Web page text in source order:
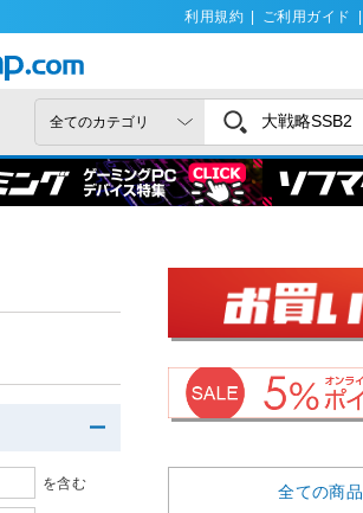
利用規約 ご利用ガイド
全ての商品
を含む